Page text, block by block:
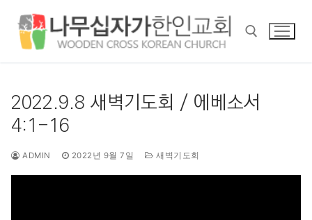
2022.9.8 새벽기도회 / 에베소서
4:1-16
ADMIN 2022년 9월 7일 새벽기도회